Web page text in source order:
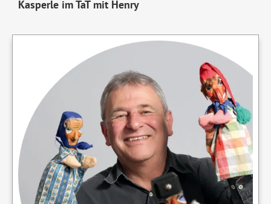
Kasperle im TaT mit Henry